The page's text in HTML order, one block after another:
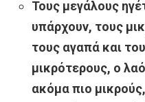
Τους μεγάλους
υπάρχουν, τους
τους αγαπά και
μικρότερους, ο
ακόμα πιο